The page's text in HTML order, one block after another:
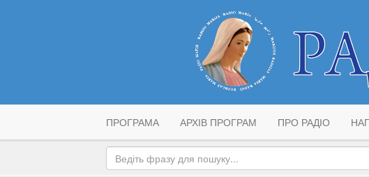
ПРОГРАМА АРХІВ ПРОГРАМ ПРО РАДІО